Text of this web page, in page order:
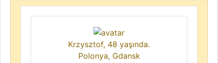
Krzysztof, 48 yaşında.
Polonya, Gdansk